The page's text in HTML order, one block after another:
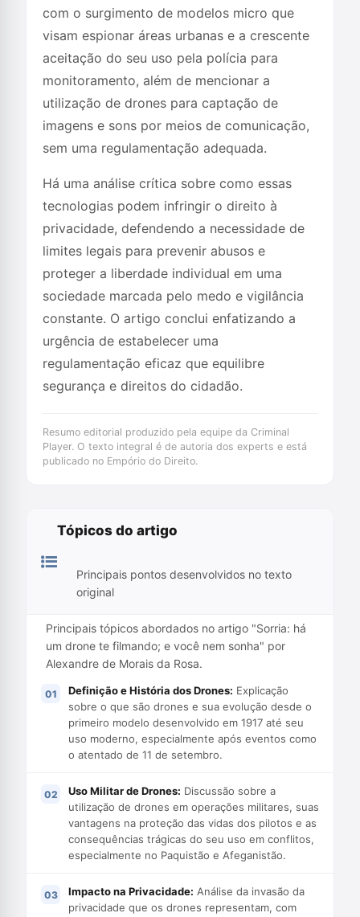
com o surgimento de modelos micro que
visam espionar áreas urbanas e a crescente
aceitação do seu uso pela polícia para
monitoramento, além de mencionar a
utilização de drones para captação de
imagens e sons por meios de comunicação,
sem uma regulamentação adequada.
Há uma análise crítica sobre como essas
tecnologias podem infringir o direito à
privacidade, defendendo a necessidade de
limites legais para prevenir abusos e
proteger a liberdade individual em uma
sociedade marcada pelo medo e vigilância
constante. O artigo conclui enfatizando a
urgência de estabelecer uma
regulamentação eficaz que equilibre
segurança e direitos do cidadão.
Resumo editorial produzido pela equipe da Criminal
Player. O texto integral é de autoria dos experts e está
publicado no Empório do Direito.
Tópicos do artigo
Principais pontos desenvolvidos no texto
original
Principais tópicos abordados no artigo "Sorria: há
um drone te filmando; e você nem sonha" por
Alexandre de Morais da Rosa.
Definição e História dos Drones: Explicação
sobre o que são drones e sua evolução desde o
primeiro modelo desenvolvido em 1917 até seu
uso moderno, especialmente após eventos como
o atentado de 11 de setembro.
Uso Militar de Drones: Discussão sobre a
utilização de drones em operações militares, suas
vantagens na proteção das vidas dos pilotos e as
consequências trágicas do seu uso em conflitos,
especialmente no Paquistão e Afeganistão.
Impacto na Privacidade: Análise da invasão da
privacidade que os drones representam, com